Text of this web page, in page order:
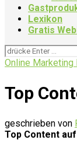
Lexikon
Gratis
Online Marketing
Top
geschrieben von
Top Content